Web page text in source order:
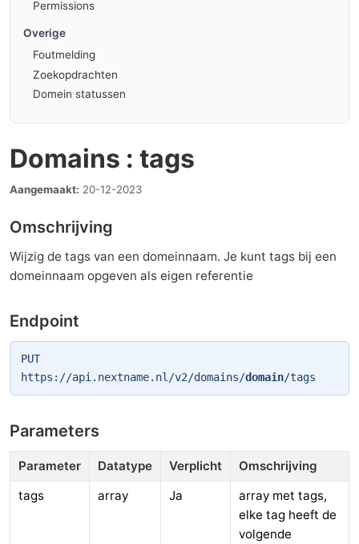
Permissions
Overige
Foutmelding
Zoekopdrachten
Domein statussen
Domains : tags
Aangemaakt: 20-12-2023
Omschrijving
Wijzig de tags van een domeinnaam. Je kunt tags bij een
domeinnaam opgeven als eigen referentie
Endpoint
PUT
https://api.nextname.nl/v2/domains/domain/tags
Parameters
Parameter Datatype Verplicht
Omschrijving
tags
array Ja
array met tags,
elke tag heeft de
volgende